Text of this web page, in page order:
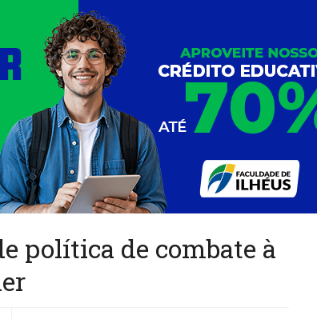
política de combate à